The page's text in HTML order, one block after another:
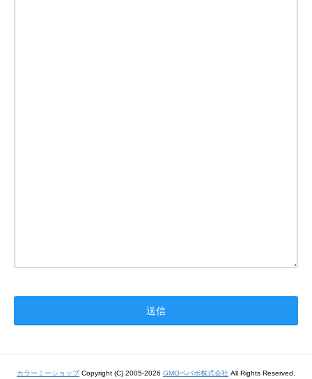
カラーミーショップCopyright (C) 2005-2026 GMOペパボ株式会社 All Rights Reserved.